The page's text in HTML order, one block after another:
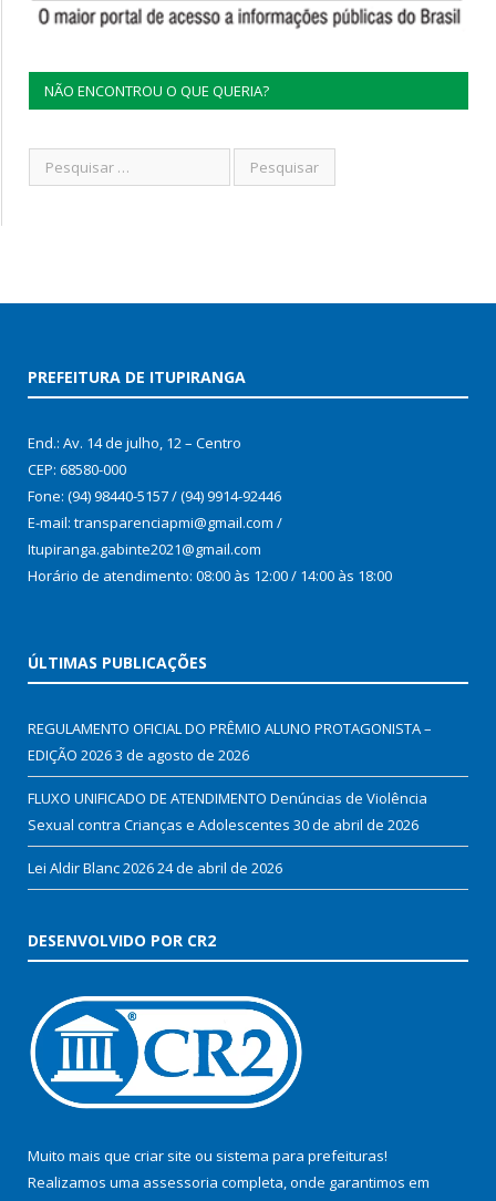
NÃO ENCONTROU O QUE QUERIA?
PREFEITURA DE ITUPIRANGA
End.: Av. 14 de julho, 12 – Centro
CEP: 68580-000
Fone: (94) 98440-5157 / (94) 9914-92446
E-mail: transparenciapmi@gmail.com /
Itupiranga.gabinte2021@gmail.com
Horário de atendimento: 08:00 às 12:00 / 14:00 às 18:00
ÚLTIMAS PUBLICAÇÕES
REGULAMENTO OFICIAL DO PRÊMIO ALUNO PROTAGONISTA –
EDIÇÃO 20263 de agosto de 2026
FLUXO UNIFICADO DE ATENDIMENTO Denúncias de Violência
Sexual contra Crianças e Adolescentes 30 de abril de 2026
Lei Aldir Blanc 202624 de abril de 2026
DESENVOLVIDO POR CR2
Muito mais que criar site ou sistema para prefeituras!
Realizamos uma assessoria completa, onde garantimos em